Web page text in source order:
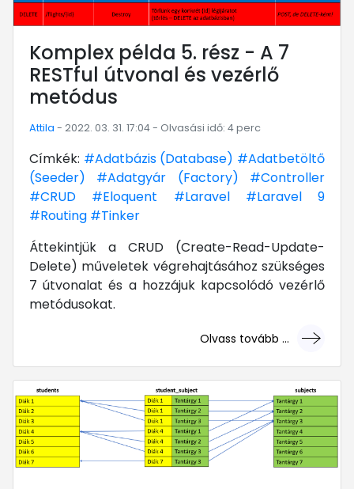
Komplex példa 5. rész - A 7
RESTful útvonal és vezérlő
metódus
Attila - 2022. 03. 31. 17:04 - Olvasási idő: 4 perc
Címkék: #Adatbázis (Database) #Adatbetöltő
(Seeder)
#Adatgyár (Factory)
#Controller
#CRUD
#Eloquent #Laravel
#Laravel 9
#Routing #Tinker
Áttekintjük a CRUD (Create-Read-Update-
Delete) műveletek végrehajtásához szükséges
7 útvonalat és a hozzájuk kapcsolódó vezérlő
metódusokat.
Olvass tovább ...
... mert megéri!